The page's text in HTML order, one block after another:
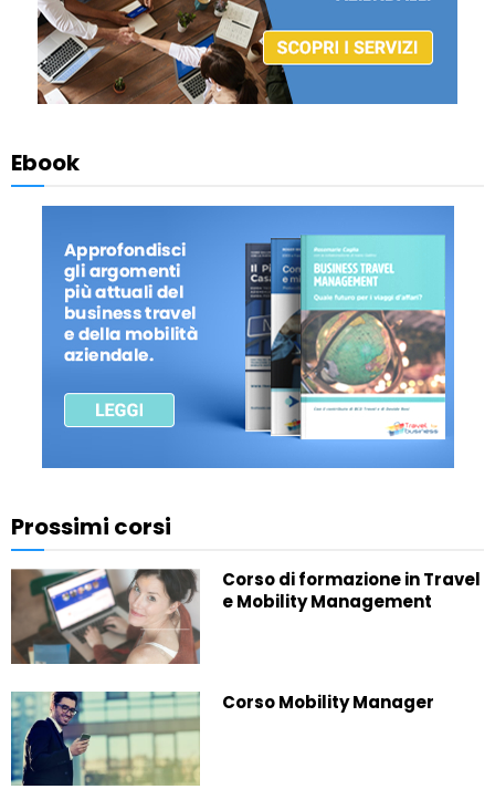
Ebook
Prossimi corsi
Corso di formazione in Travel
e Mobility Management
Corso Mobility Manager